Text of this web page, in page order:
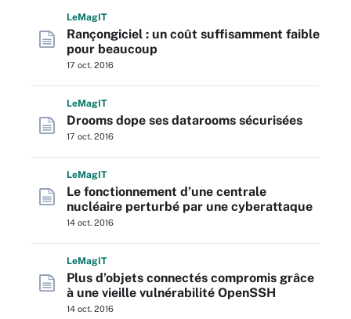
LeMagIT
Rançongiciel : un coût suffisamment faible
pour beaucoup
17 oct. 2016
LeMagIT
Drooms dope ses datarooms sécurisées
17 oct. 2016
LeMagIT
Le fonctionnement d’une centrale
nucléaire perturbé par une cyberattaque
14 oct. 2016
LeMagIT
Plus d’objets connectés compromis grâce
à une vieille vulnérabilité OpenSSH
14 oct. 2016